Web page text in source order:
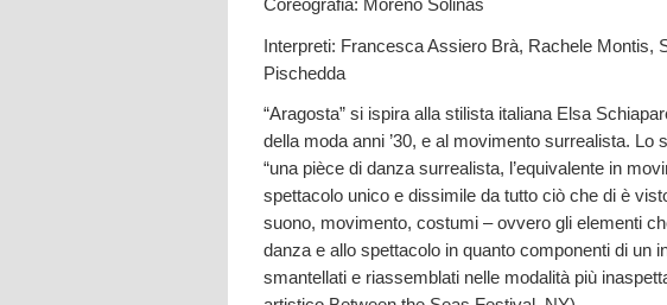
Coreografia: Moreno Solinas
Interpreti: Francesca Assiero Brà, Rachele Montis,
Pischedda
“Aragosta” si ispira alla stilista italiana Elsa
della moda anni ’30, e al movimento surrealista. Lo
“una pièce di danza surrealista, l’equivalente in
spettacolo unico e dissimile da tutto ciò che di è
suono, movimento, costumi – ovvero gli elementi
danza e allo spettacolo in quanto componenti di un
smantellati e riassemblati nelle modalità più